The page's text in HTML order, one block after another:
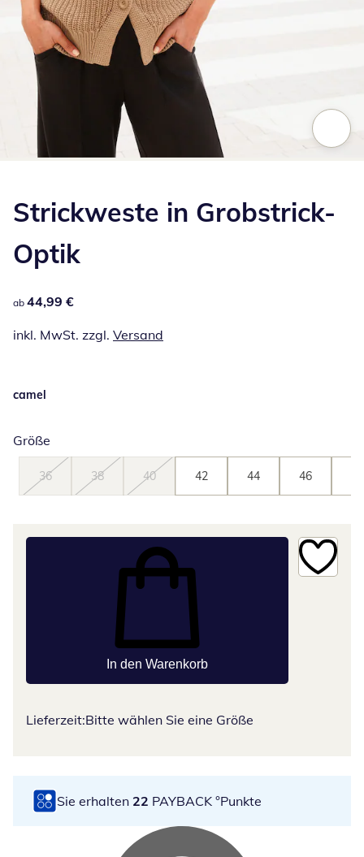
Strickweste in Grobstrick-
Optik
44,99 €
ab 44,99 €
inkl. MwSt. zzgl. Versand
camel
Größe
36 38 40 42 44 46
In den Warenkorb
Lieferzeit:Bitte wählen Sie eine Größe
Sie erhalten 22 PAYBACK °Punkte